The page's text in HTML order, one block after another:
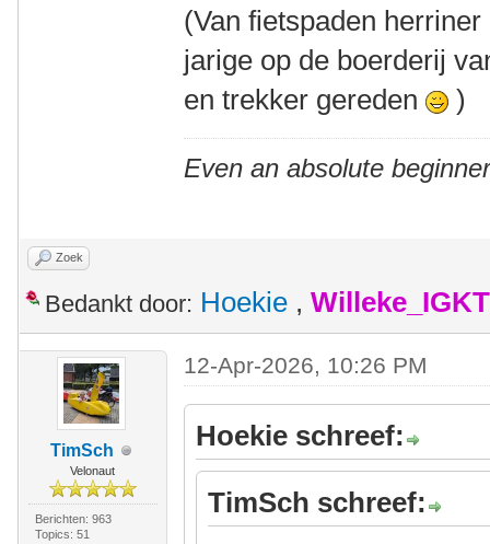
(Van fietspaden
jarige op de boerderij
en trekker gereden
)
Even an absolute
Zoek
Bedankt door: Hoekie , Willeke_IGKT
TimSch
Velonaut
Berichten: 963
Topics: 51
12-Apr-2026, 10:26 PM
Hoekie schreef:
TimSch schreef: